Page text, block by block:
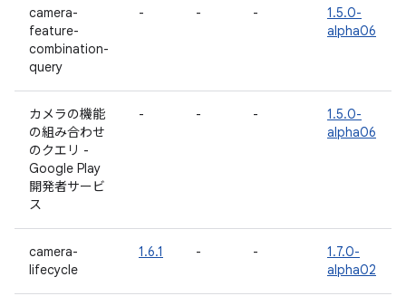
camera-
feature-
combination-
query
- - -
1.5.0-
alpha06
カメラの機能
の組み合わせ
のクエリ -
Google Play
開発者サービ
ス
- - -
1.5.0-
alpha06
camera-
lifecycle
1.6.1 - -
1.7.0-
alpha02